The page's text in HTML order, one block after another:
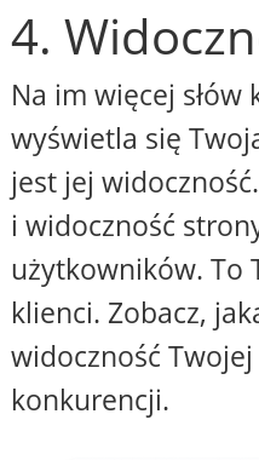
4.
Na im więcej słów
wyświetla się
jest jej
i widoczność
użytkowników. To
klienci. Zobacz,
widoczność
konkurencji.